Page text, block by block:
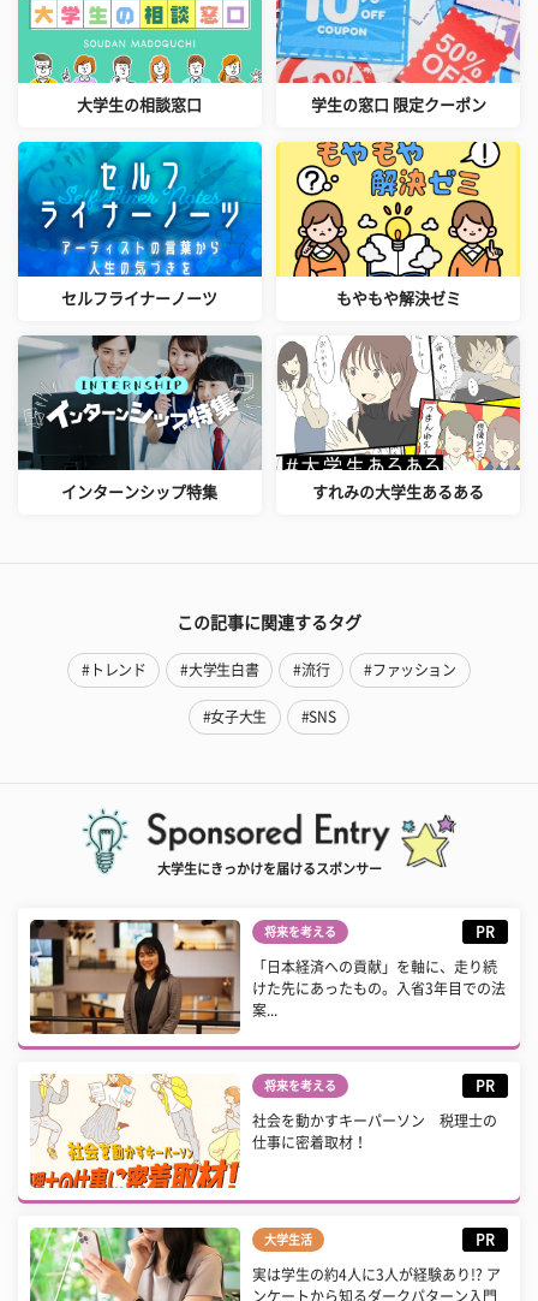
大学生の相談窓口 学生の窓口 限定クーポン
セルフライナーノーツ もやもや解決ゼミ
インターンシップ特集 すれみの大学生あるある
この記事に関連するタグ
#トレンド #大学生白書 #流行 #ファッション
#女子大生 #SNS
大学生にきっかけを届けるスポンサー
将来を考える PR
「日本経済への貢献」を軸に、走り続
けた先にあったもの。入省3年目での法
案...
将来を考える PR
社会を動かすキーパーソン 税理士の
仕事に密着取材！
大学生活 PR
実は学生の約4人に3人が経験あり!? ア
ンケートから知るダークパターン入門